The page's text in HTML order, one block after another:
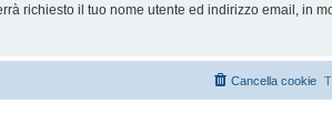
richiesto il tuo nome utente ed indirizzo email, in
Cancella cookie